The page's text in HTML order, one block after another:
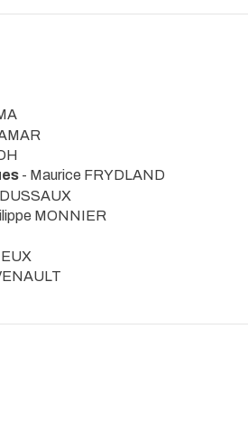
- Maurice FRYDLAND
MONNIER